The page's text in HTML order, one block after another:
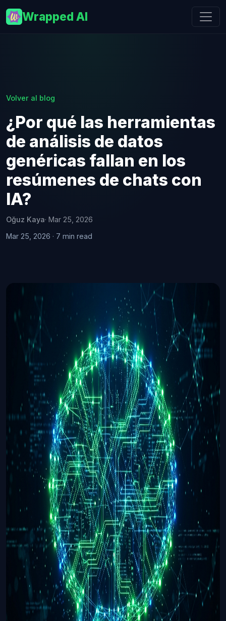
Wrapped AI
Volver al blog
¿Por qué las herramientas
de análisis de datos
genéricas fallan en los
resúmenes de chats con
IA?
Oğuz Kaya· Mar 25, 2026
Mar 25, 2026 · 7 min read